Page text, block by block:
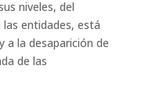
niveles, del
entidades, está
a la desaparición de
de las